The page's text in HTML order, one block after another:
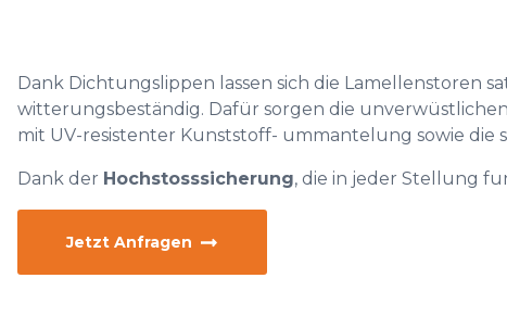
Dank Dichtungslippen lassen sich die Lamellenstoren
witterungsbeständig. Dafür sorgen die unverwüstlichen
mit UV-resistenter Kunststoff- ummantelung sowie die
Dank der Hochstosssicherung, die in jeder Stellung
Jetzt Anfragen